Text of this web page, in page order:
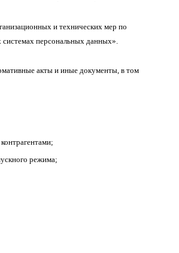
и технических мер по
персональных данных».
акты и иные документы, в том
режима;